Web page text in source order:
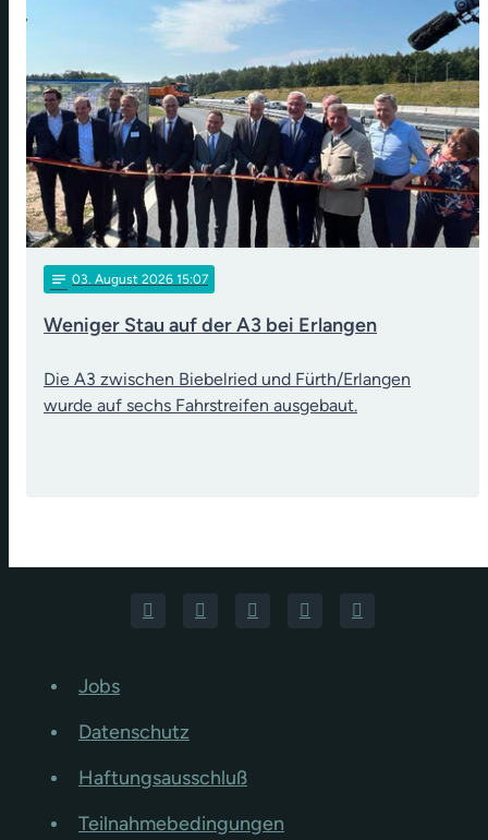
notes 03. August 2026 15:07
Weniger Stau auf der A3 bei Erlangen
Die A3 zwischen Biebelried und Fürth/Erlangen
wurde auf sechs Fahrstreifen ausgebaut.
Jobs
Datenschutz
Haftungsausschluß
Teilnahmebedingungen